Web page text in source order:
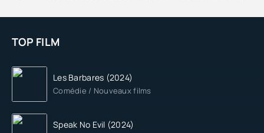
TOP FILM
Les Barbares (2024)
Comédie / Nouveaux films
Speak No Evil (2024)